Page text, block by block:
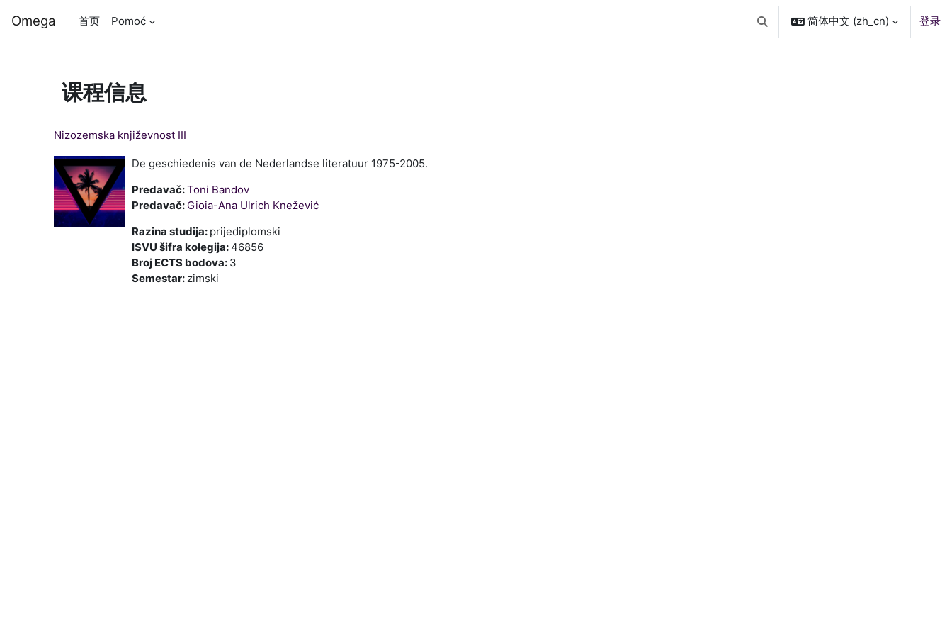
Omega 首页 Pomoć 切换搜索输入简体中文 ‎(zh_cn)‎ 登录
课程信息
Nizozemska književnost III
De geschiedenis van de Nederlandse literatuur 1975-2005.
Predavač:Toni Bandov
Predavač: Gioia-Ana Ulrich Knežević
Razina studija: prijediplomski
ISVU šifra kolegija:46856
Broj ECTS bodova: 3
Semestar: zimski